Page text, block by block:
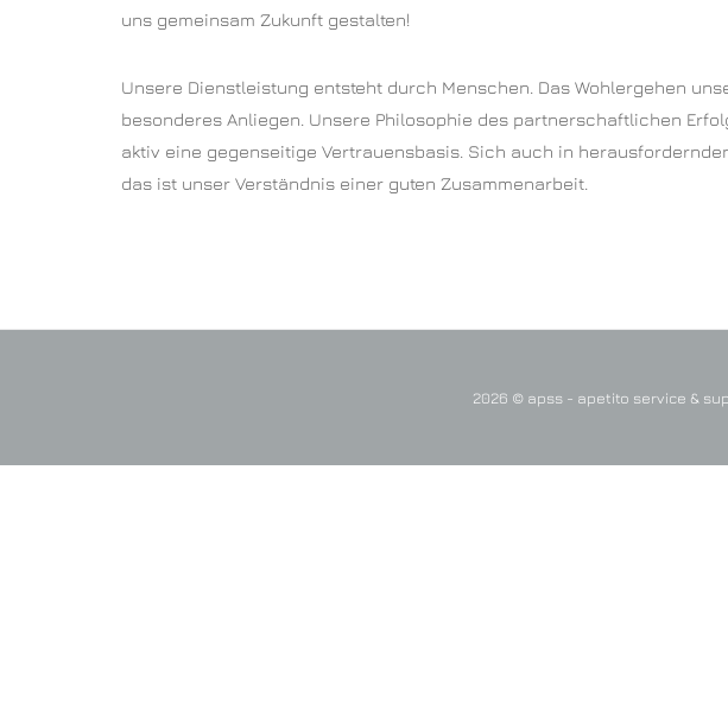
uns gemeinsam Zukunft gestalten!
Unsere Dienstleistung entsteht durch Menschen. Das Wohlergehen
besonderes Anliegen. Unsere Philosophie des partnerschaftlichen
aktiv eine gegenseitige Vertrauensbasis. Sich auch in
das ist unser Verständnis einer guten Zusammenarbeit.
2026 © apss - apetito service &